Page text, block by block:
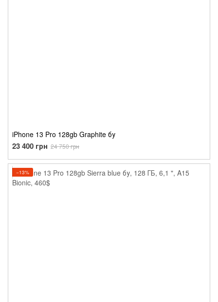
iPhone 13 Pro 128gb Graphite бу
23 400 грн 24 750 грн
−13%